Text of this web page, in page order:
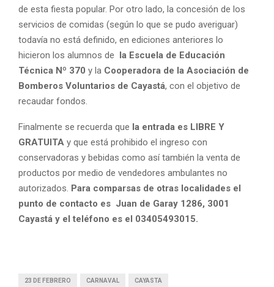
de esta fiesta popular. Por otro lado, la concesión de los
servicios de comidas (según lo que se pudo averiguar)
todavía no está definido, en ediciones anteriores lo
hicieron los alumnos de la Escuela de Educación
Técnica Nº 370 y la Cooperadora de la Asociación de
Bomberos Voluntarios de Cayastá, con el objetivo de
recaudar fondos.
Finalmente se recuerda que la entrada es LIBRE Y
GRATUITA y que está prohibido el ingreso con
conservadoras y bebidas como así también la venta de
productos por medio de vendedores ambulantes no
autorizados. Para comparsas de otras localidades el
punto de contacto es Juan de Garay 1286, 3001
Cayastá y el teléfono es el 03405493015.
23 DE FEBRERO CARNAVAL CAYASTA